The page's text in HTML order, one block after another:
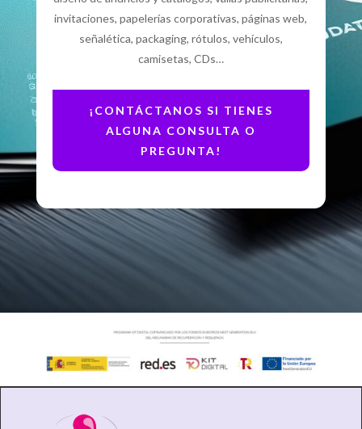
invitaciones, papelerías corporativas, páginas web,
señalética, packaging, rótulos, vehículos,
camisetas, CDs…
¡CONTÁCTANOS SI TIENES
ALGUNA CONSULTA O
PREGUNTA!